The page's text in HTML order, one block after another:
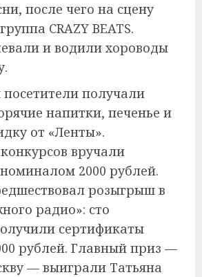
после чего на сцену
CRAZY BEATS.
и водили хороводы
посетители получали
напитки, печенье и
от «Ленты».
вручали
2000 рублей.
розыгрыш в
радио»: сто
сертификаты
рублей. Главный приз —
— выиграли Татьяна